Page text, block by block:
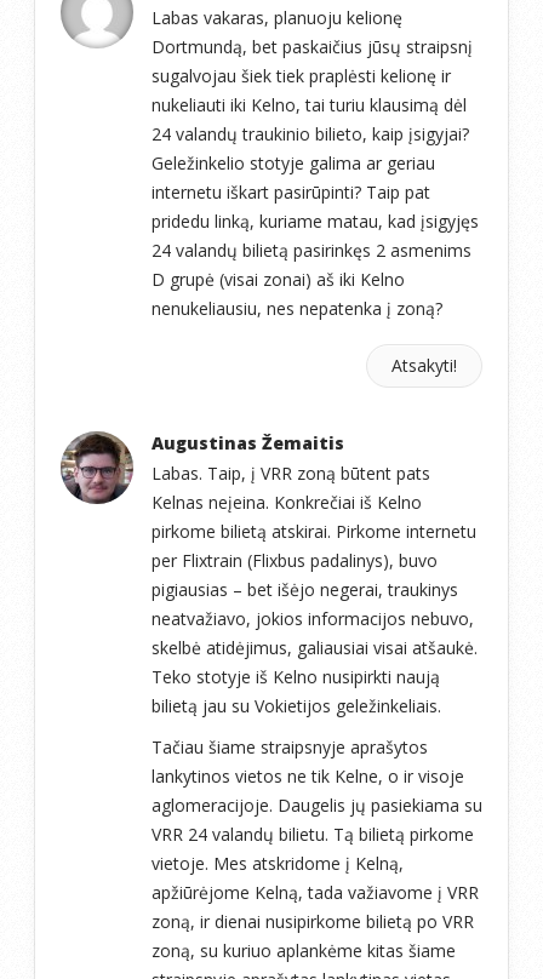
Labas vakaras, planuoju kelionę
Dortmundą, bet paskaičius jūsų straipsnį
sugalvojau šiek tiek praplėsti kelionę ir
nukeliauti iki Kelno, tai turiu klausimą dėl
24 valandų traukinio bilieto, kaip įsigyjai?
Geležinkelio stotyje galima ar geriau
internetu iškart pasirūpinti? Taip pat
pridedu linką, kuriame matau, kad įsigyjęs
24 valandų bilietą pasirinkęs 2 asmenims
D grupė (visai zonai) aš iki Kelno
nenukeliausiu, nes nepatenka į zoną?
Atsakyti!
Augustinas Žemaitis
Labas. Taip, į VRR zoną būtent pats
Kelnas neįeina. Konkrečiai iš Kelno
pirkome bilietą atskirai. Pirkome internetu
per Flixtrain (Flixbus padalinys), buvo
pigiausias – bet išėjo negerai, traukinys
neatvažiavo, jokios informacijos nebuvo,
skelbė atidėjimus, galiausiai visai atšaukė.
Teko stotyje iš Kelno nusipirkti naują
bilietą jau su Vokietijos geležinkeliais.
Tačiau šiame straipsnyje aprašytos
lankytinos vietos ne tik Kelne, o ir visoje
aglomeracijoje. Daugelis jų pasiekiama su
VRR 24 valandų bilietu. Tą bilietą pirkome
vietoje. Mes atskridome į Kelną,
apžiūrėjome Kelną, tada važiavome į VRR
zoną, ir dienai nusipirkome bilietą po VRR
zoną, su kuriuo aplankėme kitas šiame